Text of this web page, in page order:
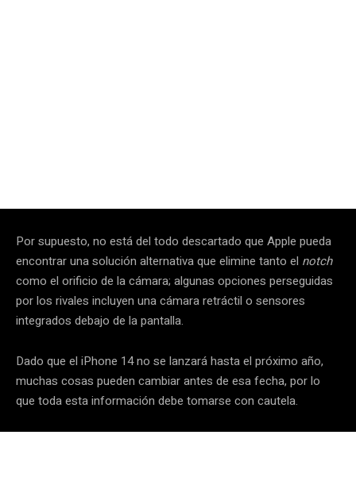
Por supuesto, no está del todo descartado que Apple pueda
encontrar una solución alternativa que elimine tanto el notch
como el orificio de la cámara; algunas opciones perseguidas
por los rivales incluyen una cámara retráctil o sensores
integrados debajo de la pantalla.
Dado que el iPhone 14 no se lanzará hasta el próximo año,
muchas cosas pueden cambiar antes de esa fecha, por lo
que toda esta información debe tomarse con cautela.